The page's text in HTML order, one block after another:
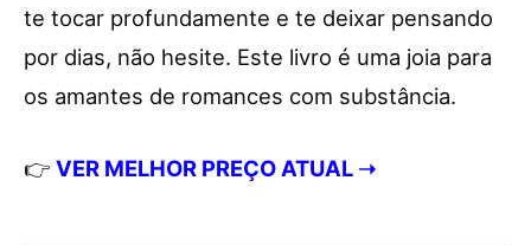
te tocar profundamente e te deixar pensando
por dias, não hesite. Este livro é uma joia para
os amantes de romances com substância.
👉 VER MELHOR PREÇO ATUAL ➝